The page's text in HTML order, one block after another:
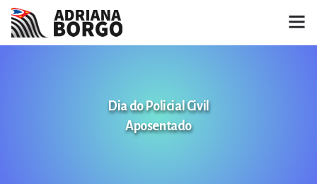
CONHEÇA A ADRIANA
Dia do Policial Civil
Aposentado